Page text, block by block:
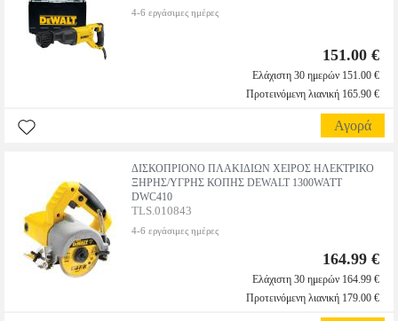
4-6 εργάσιμες ημέρες
151.00 €
Ελάχιστη 30 ημερών 151.00 €
Προτεινόμενη λιανική 165.90 €
Αγορά
ΔΙΣΚΟΠΡΙΟΝΟ ΠΛΑΚΙΔΙΩΝ ΧΕΙΡΟΣ ΗΛΕΚΤΡΙΚΟ
ΞΗΡΗΣ/ΥΓΡΗΣ ΚΟΠΗΣ DEWALT 1300WATT
DWC410
TLS.010843
4-6 εργάσιμες ημέρες
164.99 €
Ελάχιστη 30 ημερών 164.99 €
Προτεινόμενη λιανική 179.00 €